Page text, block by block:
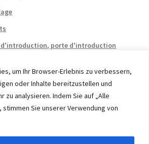
um Ihr Browser-Erlebnis zu verbessern,
oder Inhalte bereitzustellen und
zu analysieren. Indem Sie auf „Alle
Sie unserer Verwendung von
d'introduction, porte d'introduction
Germany, member of the ERUON